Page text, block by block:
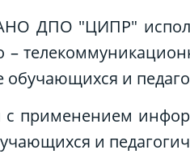
ДПО "ЦИПР"
–
и
с применением
и